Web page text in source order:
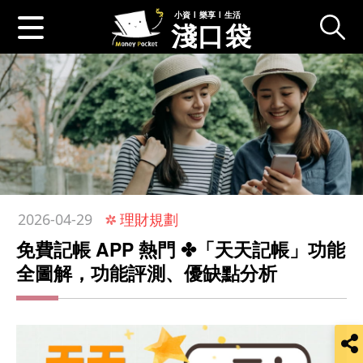
小資 l 樂享 l 生活
淺口袋
2026-04-29 理財規劃
免費記帳 APP 熱門 ✤「天天記帳」功能
全圖解，功能評測、優缺點分析